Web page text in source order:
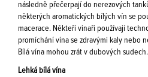
následně přečerpají do nerezových
některých aromatických bílých vín se
macerace. Někteří vinaři používají
promíchání vína se zdravými kaly nebo
Bílá vína mohou zrát v dubových sudech.
Lehká bílá vína